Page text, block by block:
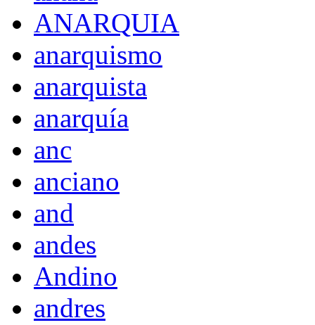
ANARQUIA
anarquismo
anarquista
anarquía
anc
anciano
and
andes
Andino
andres